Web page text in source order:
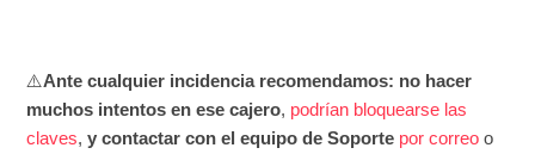
⚠️Ante cualquier incidencia recomendamos: no hacer
muchos intentos en ese cajero, podrían bloquearse las
claves, y contactar con el equipo de Soporte por correo o